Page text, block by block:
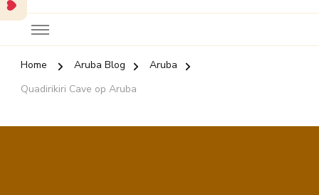
Home Aruba Blog
Aruba
Quadirikiri Cave op Aruba